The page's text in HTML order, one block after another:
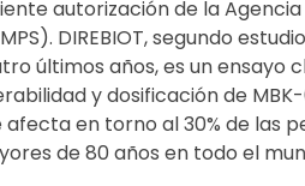
autorización de la
DIREBIOT, segundo
últimos años, es un ensayo
y dosificación de
afecta en torno al 30% de las
de 80 años en todo el